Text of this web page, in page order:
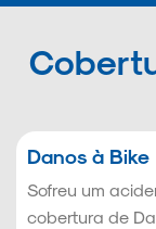
Danos à Bike
Sofreu um
cobertura de